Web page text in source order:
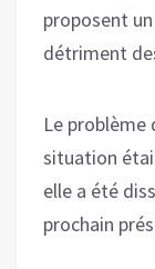
proposent
détriment
Le problème
situation
elle a été
prochain